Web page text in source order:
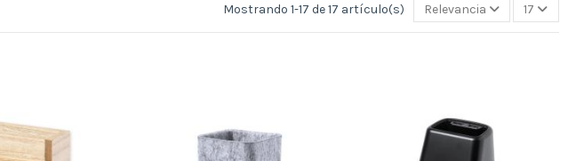
Mostrando 1-17 de 17 artículo(s) Relevancia 17